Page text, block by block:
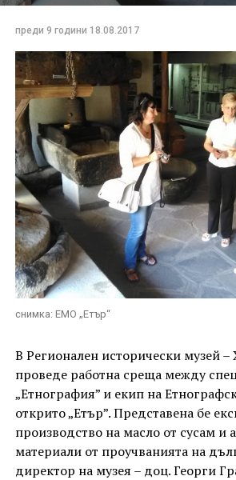
преди 9 години 18.08.2017
снимка: ЕМО „Етър“
В Регионален исторически музей –
проведе работна среща между
„Етнография” и екип на
открито „Етър”. Представена бе
производство на масло от сусам и
материали от проучванията на
директор на музея – доц. Георги